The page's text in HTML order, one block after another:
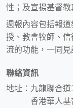
性；及宣揚基督教
週報內容包括報
授、教會牧師、
流的功能，一同見
聯絡資訊
地址：九龍聯合道
香港華人基督